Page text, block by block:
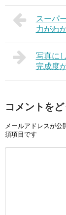
スーパ
力がわ
写真に
完成度
コメントを
メールアドレスが公
須項目です